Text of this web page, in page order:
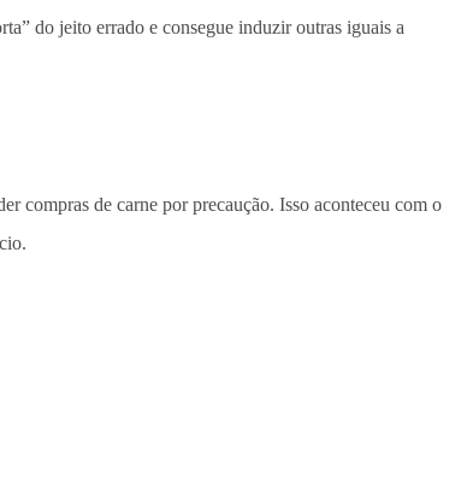
do jeito errado e consegue induzir outras iguais a
compras de carne por precaução. Isso aconteceu com o